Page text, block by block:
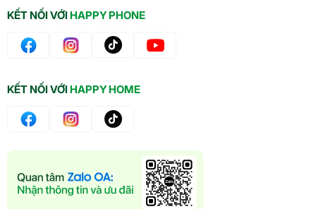
KẾT NỐI VỚIHAPPY PHONE
KẾT NỐI VỚIHAPPY HOME